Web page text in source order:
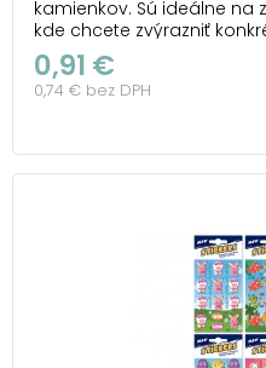
kamienkov. Sú ideálne
kde chcete zvýrazniť
alebo čísla. Sú ideálne aj
darčekových balíčkov,
alebo menoviek.
0,91 €
0,74 € bez DPH